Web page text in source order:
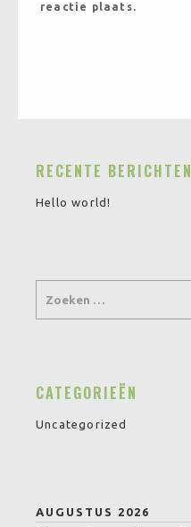
reactie plaats.
RECENTE BERICHTEN
Hello world!
CATEGORIEËN
Uncategorized
AUGUSTUS 2026